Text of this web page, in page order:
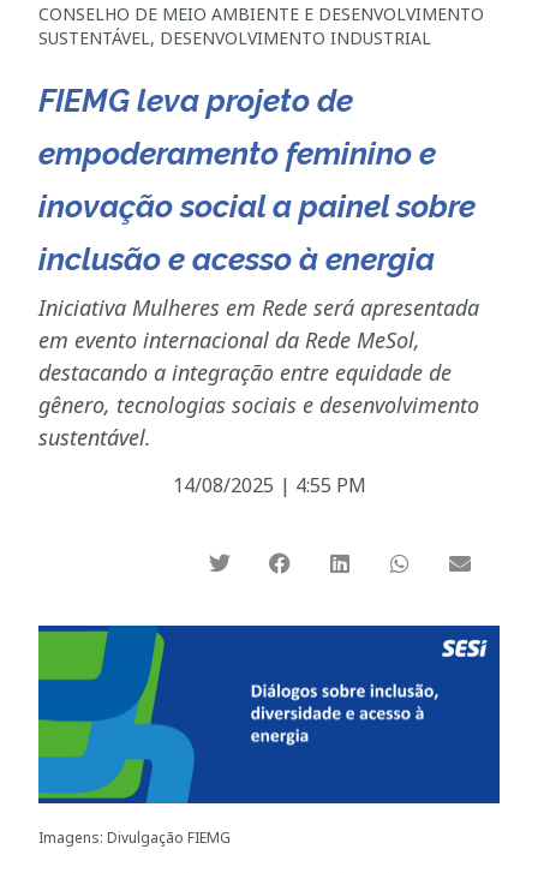
CONSELHO DE MEIO AMBIENTE E DESENVOLVIMENTO
SUSTENTÁVEL, DESENVOLVIMENTO INDUSTRIAL
FIEMG leva projeto de
empoderamento feminino e
inovação social a painel sobre
inclusão e acesso à energia
Iniciativa Mulheres em Rede será apresentada
em evento internacional da Rede MeSol,
destacando a integração entre equidade de
gênero, tecnologias sociais e desenvolvimento
sustentável.
14/08/2025 | 4:55 PM
Imagens: Divulgação FIEMG